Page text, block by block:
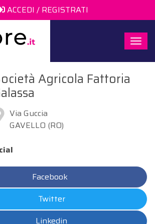
ACCEDI / REGISTRATI
Agricola Fattoria
Via Guccia
GAVELLO (RO)
Facebook
Twitter
Linkedin